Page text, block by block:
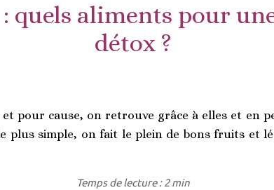
: quels aliments pour
détox ?
pour cause, on retrouve grâce à elles et en
plus simple, on fait le plein de bons fruits et
Temps de lecture : 2 min